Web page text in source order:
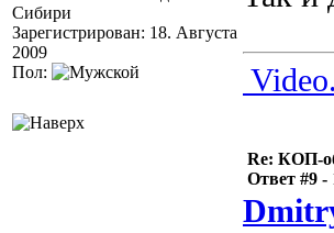
Сибири
Зарегистрирован: 18. Августа
2009
Пол:
Re: КОП-
Ответ #9 -